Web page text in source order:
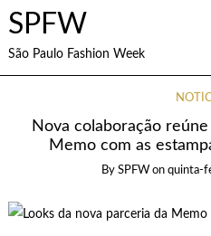
SPFW
São Paulo Fashion Week
Nova colaboração
Memo com as
By SPFW on quinta-